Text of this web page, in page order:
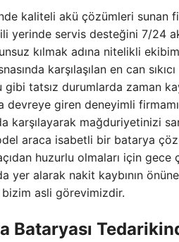
kaliteli akü çözümleri sunan
yerinde servis desteğini 7/24
kılmak adına nitelikli
karşılaşılan en can
gibi tatsız durumlarda zaman
devreye giren deneyimli
karşılayarak mağduriyetinizi
araca isabetli bir batarya
huzurlu olmaları için gece
yer alarak nakit kaybının
asli görevimizdir.
Bataryası